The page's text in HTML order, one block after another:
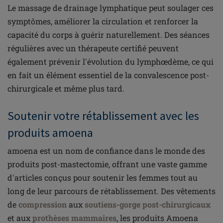
Le massage de drainage lymphatique peut soulager ces
symptômes, améliorer la circulation et renforcer la
capacité du corps à guérir naturellement. Des séances
régulières avec un thérapeute certifié peuvent
également prévenir l'évolution du lymphœdème, ce qui
en fait un élément essentiel de la convalescence post-
chirurgicale et même plus tard.
Soutenir votre rétablissement avec les
produits amoena
amoena est un nom de confiance dans le monde des
produits post-mastectomie, offrant une vaste gamme
d'articles conçus pour soutenir les femmes tout au
long de leur parcours de rétablissement. Des vêtements
decompressionaux soutiens-gorge post-chirurgicaux
et auxprothèses mammaires, les produits Amoena